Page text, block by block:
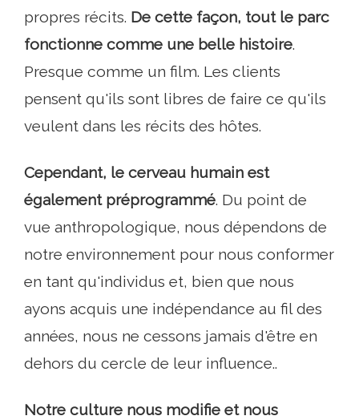
propres récits. De cette façon, tout le parc
fonctionne comme une belle histoire.
Presque comme un film. Les clients
pensent qu'ils sont libres de faire ce qu'ils
veulent dans les récits des hôtes.
Cependant, le cerveau humain est
également préprogrammé. Du point de
vue anthropologique, nous dépendons de
notre environnement pour nous conformer
en tant qu'individus et, bien que nous
ayons acquis une indépendance au fil des
années, nous ne cessons jamais d'être en
dehors du cercle de leur influence..
Notre culture nous modifie et nous